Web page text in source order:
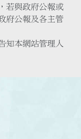
若與政府公報或
府公報及各主管
知本網站管理人